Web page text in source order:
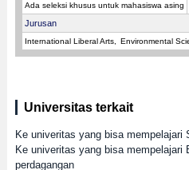
Ada seleksi khusus untuk mahasiswa asing
Jurusan
International Liberal Arts Environmental
Universitas terkait
Ke univeritas yang bisa mempelajari
Ke univeritas yang bisa mempelajari
perdagangan